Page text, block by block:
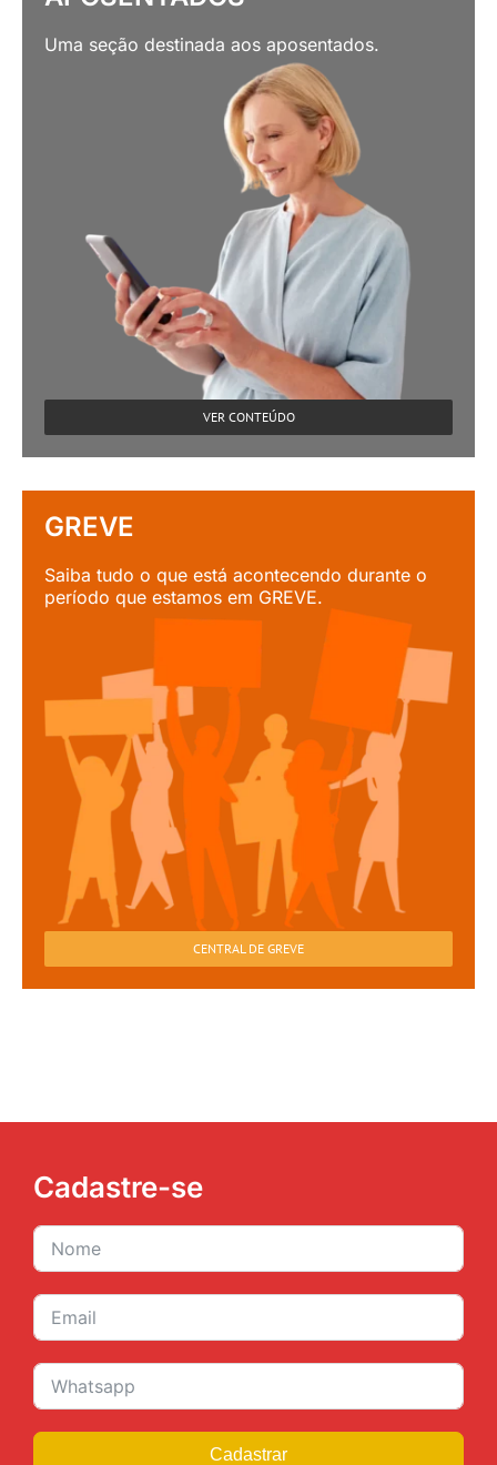
Uma seção destinada aos aposentados.
VER CONTEÚDO
GREVE
Saiba tudo o que está acontecendo durante o
período que estamos em GREVE.
CENTRAL DE GREVE
Cadastre-se
Cadastrar